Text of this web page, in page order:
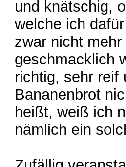
und knätschig,
welche ich
zwar nicht
geschmacklich
richtig, sehr reif
Bananenbrot
heißt, weiß ich
nämlich ein